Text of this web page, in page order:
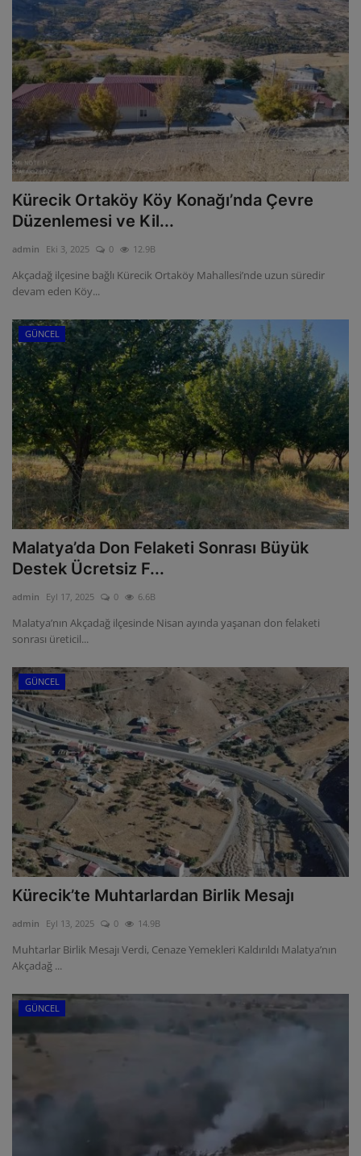
Kürecik Ortaköy Köy Konağı’nda Çevre
Düzenlemesi ve Kil...
admin Eki 3, 2025 0 12.9B
Akçadağ ilçesine bağlı Kürecik Ortaköy Mahallesi’nde uzun süredir
devam eden Köy...
GÜNCEL
Malatya’da Don Felaketi Sonrası Büyük
Destek Ücretsiz F...
admin Eyl 17, 2025 0 6.6B
Malatya’nın Akçadağ ilçesinde Nisan ayında yaşanan don felaketi
sonrası üreticil...
GÜNCEL
Kürecik’te Muhtarlardan Birlik Mesajı
admin Eyl 13, 2025 0 14.9B
Muhtarlar Birlik Mesajı Verdi, Cenaze Yemekleri Kaldırıldı Malatya’nın
Akçadağ ...
GÜNCEL